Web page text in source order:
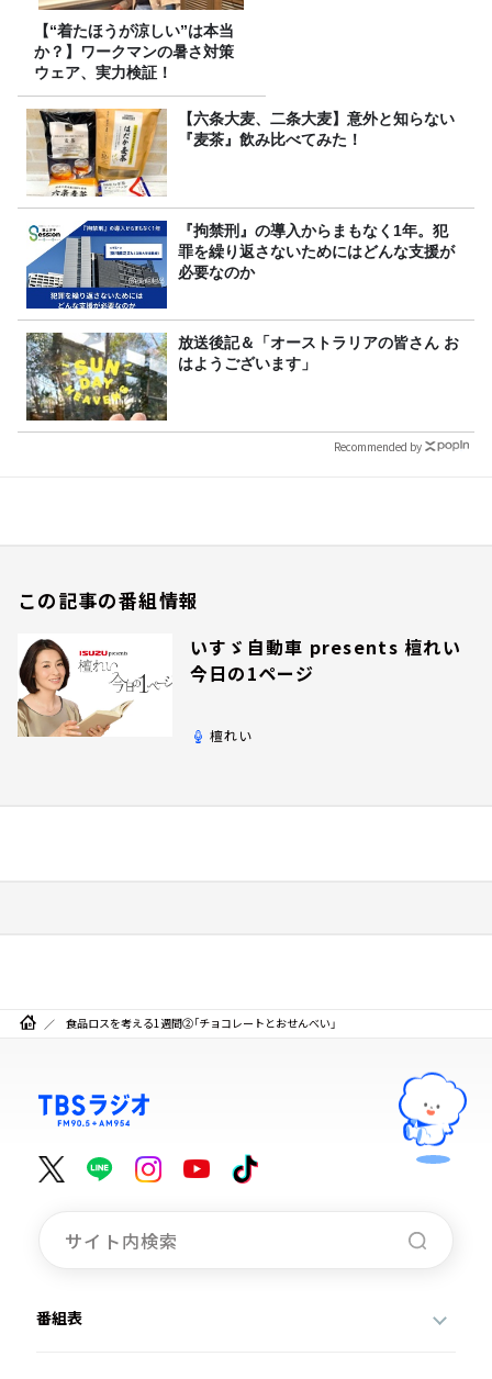
【“着たほうが涼しい”は本当
か？】ワークマンの暑さ対策
ウェア、実力検証！
【六条大麦、二条大麦】意外と知らない
『麦茶』飲み比べてみた！
『拘禁刑』の導入からまもなく1年。犯
罪を繰り返さないためにはどんな支援が
必要なのか
放送後記＆「オーストラリアの皆さん お
はようございます」
Recommended by
この記事の番組情報
いすゞ自動車 presents 檀れい
今日の1ページ
檀れい
食品ロスを考える1週間②「チョコレートとおせんべい」
番組表